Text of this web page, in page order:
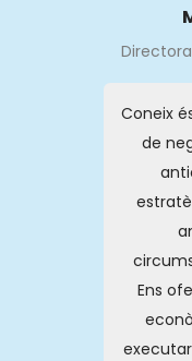
Coneix
de
Ens